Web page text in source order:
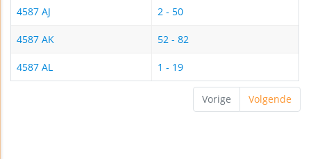
4587 AJ 2 - 50
4587 AK 52 - 82
4587 AL 1 - 19
Vorige Volgende